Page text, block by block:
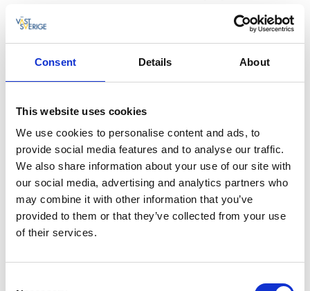
Consent Details About
This website uses cookies
We use cookies to personalise content and ads, to
provide social media features and to analyse our traffic.
We also share information about your use of our site with
our social media, advertising and analytics partners who
may combine it with other information that you’ve
provided to them or that they’ve collected from your use
of their services.
Följ väg 49 och kör över kanalbron. Efter bron ser du
Turistbyrån på din högra sida. Kör förbi den och
Från Göteborg:
E20 till Skara (via Lerum, Alingsås, Vårgårda och Vara).
Från Skara, ta väg 49 till Karlsborg (via Skövde och
Tibro).
Väl framme i Karlsborg, kör rakt fram i den första